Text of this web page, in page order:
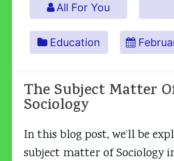
All For You
Education
The Subject Matter
Sociology
In this blog post, we’ll be
subject matter of Sociology